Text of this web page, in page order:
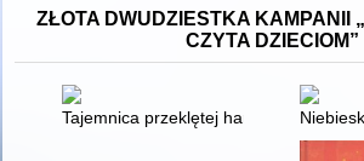
ZŁOTA DWUDZIESTKA KAMPANII
CZYTA DZIECIOM”
Tajemnica przeklętej harfy